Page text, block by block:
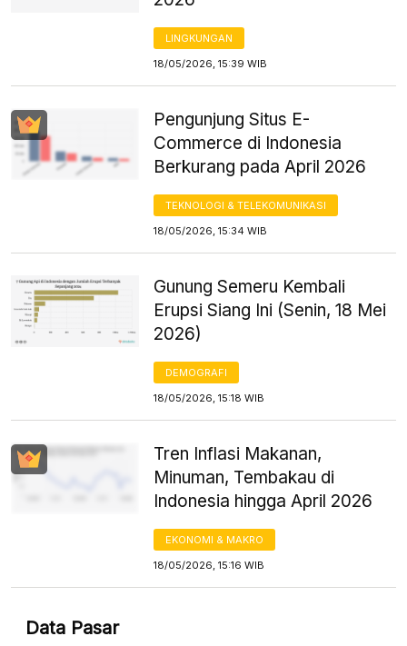
LINGKUNGAN
18/05/2026, 15:39 WIB
Pengunjung Situs E-
Commerce di Indonesia
Berkurang pada April 2026
TEKNOLOGI & TELEKOMUNIKASI
18/05/2026, 15:34 WIB
Gunung Semeru Kembali
Erupsi Siang Ini (Senin, 18 Mei
2026)
DEMOGRAFI
18/05/2026, 15:18 WIB
Tren Inflasi Makanan,
Minuman, Tembakau di
Indonesia hingga April 2026
EKONOMI & MAKRO
18/05/2026, 15:16 WIB
Data Pasar